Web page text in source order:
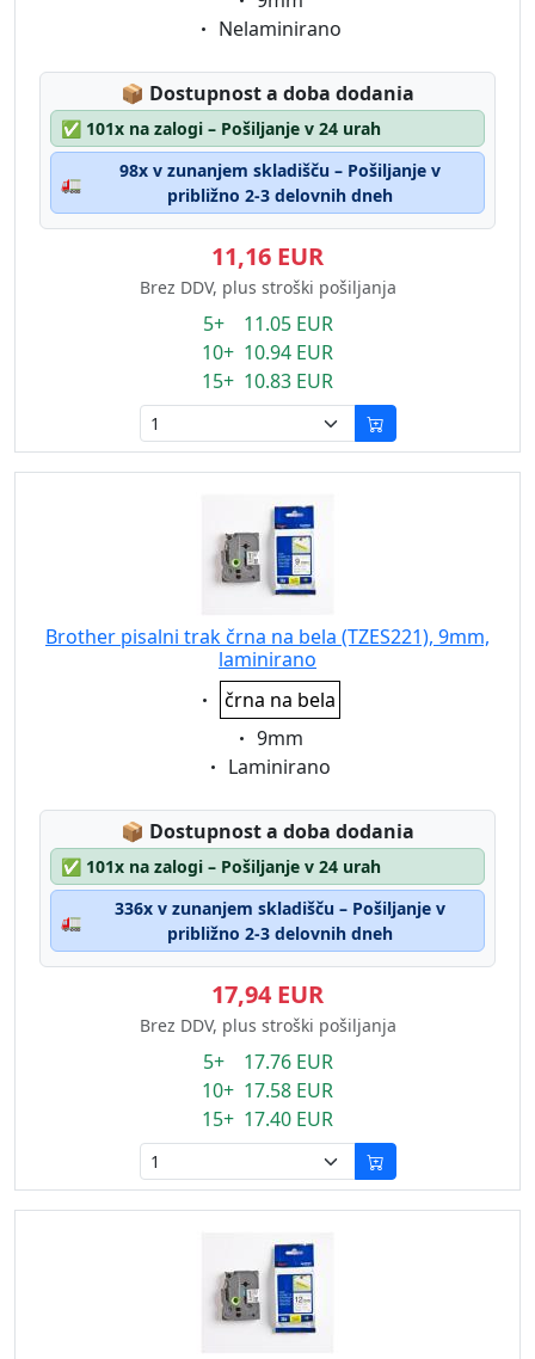
Eigenschaft:
Nelaminirano
📦 Lagerstatus:
Dostupnost a doba dodania
✅ 101x na zalogi – Pošiljanje v 24 urah
🚛
98x v zunanjem skladišču – Pošiljanje v
približno 2-3 delovnih dneh
11,16 EUR
Brez DDV, plus stroški pošiljanja
5+ 11.05 EUR
10+ 10.94 EUR
15+ 10.83 EUR
Brother pisalni trak črna na bela (TZES221), 9mm,
laminirano
Eigenschaft:
črna na bela
Eigenschaft:
9mm
Eigenschaft:
Laminirano
📦 Lagerstatus:
Dostupnost a doba dodania
✅ 101x na zalogi – Pošiljanje v 24 urah
🚛
336x v zunanjem skladišču – Pošiljanje v
približno 2-3 delovnih dneh
17,94 EUR
Brez DDV, plus stroški pošiljanja
5+ 17.76 EUR
10+ 17.58 EUR
15+ 17.40 EUR